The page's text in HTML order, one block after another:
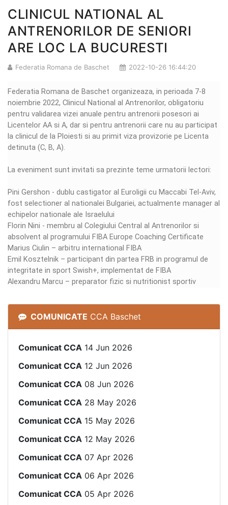
CLINICUL NATIONAL AL
ANTRENORILOR DE SENIORI
ARE LOC LA BUCURESTI
Federatia Romana de Baschet 2022-10-26 16:44:20
Federatia Romana de Baschet organizeaza, in perioada 7-8
noiembrie 2022, Clinicul National al Antrenorilor, obligatoriu
pentru validarea vizei anuale pentru antrenorii posesori ai
Licentelor AA si A, dar si pentru antrenorii care nu au participat
la clinicul de la Ploiesti si au primit viza provizorie pe Licenta
detinuta (C, B, A).
La eveniment sunt invitati sa prezinte teme urmatorii lectori:
Pini Gershon - dublu castigator al Euroligii cu Maccabi Tel-Aviv,
fost selectioner al nationalei Bulgariei, actualmente manager al
echipelor nationale ale Israelului
Florin Nini - membru al Colegiului Central al Antrenorilor si
absolvent al programului FIBA Europe Coaching Certificate
Marius Ciulin – arbitru international FIBA
Emil Kosztelnik – participant din partea FRB in programul de
integritate in sport Swish+, implementat de FIBA
Alexandru Marcu – preparator fizic si nutritionist sportiv
COMUNICATE CCA Baschet
Comunicat CCA 14 Jun 2026
Comunicat CCA 12 Jun 2026
Comunicat CCA 08 Jun 2026
Comunicat CCA 28 May 2026
Comunicat CCA 15 May 2026
Comunicat CCA 12 May 2026
Comunicat CCA 07 Apr 2026
Comunicat CCA 06 Apr 2026
Comunicat CCA 05 Apr 2026